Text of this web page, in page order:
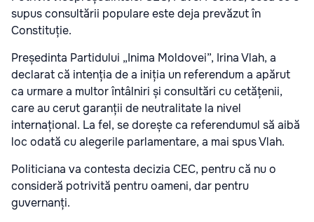
supus consultării populare este deja prevăzut în
Constituție.
Președinta Partidului „Inima Moldovei”, Irina Vlah, a
declarat că intenția de a iniția un referendum a apărut
ca urmare a multor întâlniri și consultări cu cetățenii,
care au cerut garanții de neutralitate la nivel
internațional. La fel, se dorește ca referendumul să aibă
loc odată cu alegerile parlamentare, a mai spus Vlah.
Politiciana va contesta decizia CEC, pentru că nu o
consideră potrivită pentru oameni, dar pentru
guvernanți.